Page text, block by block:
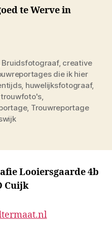
te Werve in
Bruidsfotograaf, creative
die ik hier
, huwelijksfotograaf,
,
, Trouwreportage
Looiersgaarde 4b
Cuijk